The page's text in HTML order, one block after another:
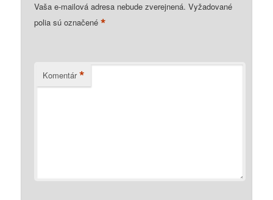
Vaša e-mailová adresa nebude zverejnená. Vyžadované
polia sú označené*
Komentár *